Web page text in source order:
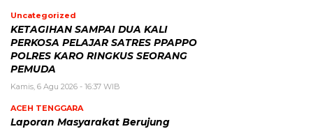
Uncategorized
KETAGIHAN SAMPAI DUA KALI
PERKOSA PELAJAR SATRES PPAPPO
POLRES KARO RINGKUS SEORANG
PEMUDA
Kamis, 6 Agu 2026 - 16:37 WIB
ACEH TENGGARA
Laporan Masyarakat Berujung